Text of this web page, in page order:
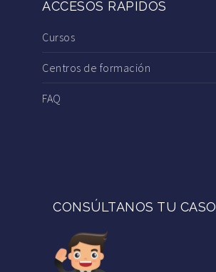
ACCESOS RÁPIDOS
Cursos
Centros de formación
FAQ
CONSÚLTANOS TU CASO